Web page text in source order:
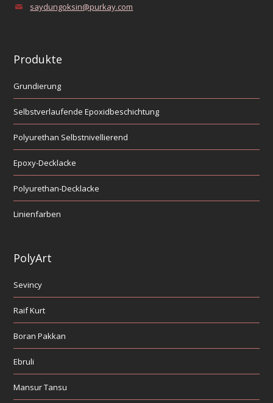
saydungoksin@purkay.com
Produkte
Grundierung
Selbstverlaufende Epoxidbeschichtung
Polyurethan Selbstnivellierend
Epoxy-Decklacke
Polyurethan-Decklacke
Linienfarben
PolyArt
Sevincy
Raif Kurt
Boran Pakkan
Ebruli
Mansur Tansu